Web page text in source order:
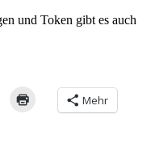
und Token gibt es auch
Mehr